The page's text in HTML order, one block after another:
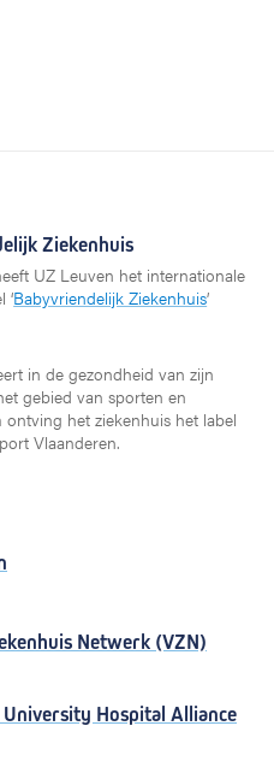
Ziekenhuis
UZ Leuven het internationale
‘Babyvriendelijk Ziekenhuis’
in de gezondheid van zijn
gebied van sporten en
ontving het ziekenhuis het label
Vlaanderen.
Netwerk (VZN)
Hospital Alliance